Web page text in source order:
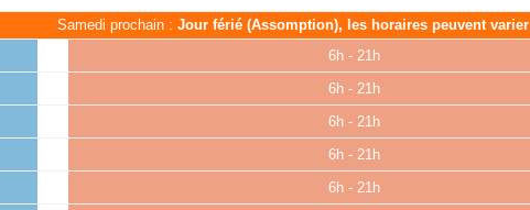
Samedi prochain : Jour férié (Assomption), les horaires peuvent varier
6h - 21h
6h - 21h
6h - 21h
6h - 21h
6h - 21h